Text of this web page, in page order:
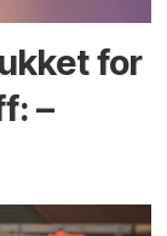
for
–